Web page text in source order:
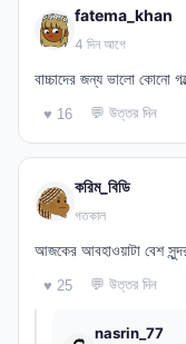
fatema_khan
4 দিন আগে
বাচ্চাদের জন্য ভালো কোনো
♥ 16 💬 উত্তর দিন
করিম_বিডি
গতকাল
আজকের আবহাওয়াটা বেশ
♥ 25 💬 উত্তর দিন
nasrin_77